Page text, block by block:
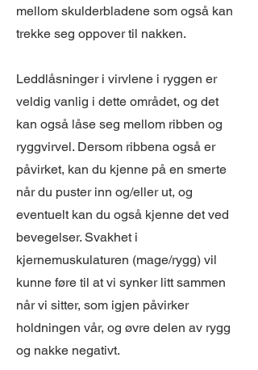
mellom skulderbladene som også kan
trekke seg oppover til nakken.
Leddlåsninger i virvlene i ryggen er
veldig vanlig i dette området, og det
kan også låse seg mellom ribben og
ryggvirvel. Dersom ribbena også er
påvirket, kan du kjenne på en smerte
når du puster inn og/eller ut, og
eventuelt kan du også kjenne det ved
bevegelser. Svakhet i
kjernemuskulaturen (mage/rygg) vil
kunne føre til at vi synker litt sammen
når vi sitter, som igjen påvirker
holdningen vår, og øvre delen av rygg
og nakke negativt.